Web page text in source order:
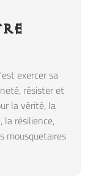
exercer sa
résister et
la vérité, la
la résilience,
mousquetaires